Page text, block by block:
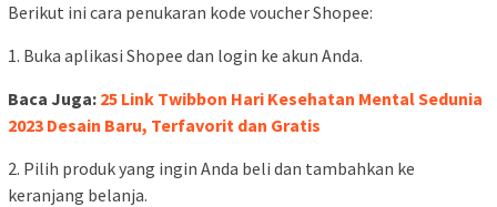
Berikut ini cara penukaran kode voucher Shopee:
1. Buka aplikasi Shopee dan login ke akun Anda.
Baca Juga: 25 Link Twibbon Hari Kesehatan Mental Sedunia
2023 Desain Baru, Terfavorit dan Gratis
2. Pilih produk yang ingin Anda beli dan tambahkan ke
keranjang belanja.